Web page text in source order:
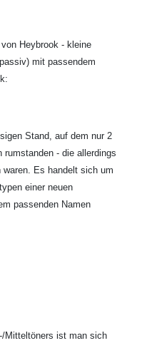
Heybrook - kleine
mit passendem
Stand, auf dem nur 2
rumstanden - die allerdings
Es handelt sich um
einer neuen
passenden Namen
Mitteltöners ist man sich